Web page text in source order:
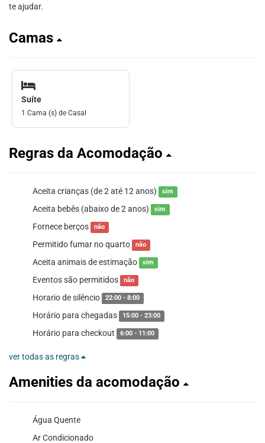
te ajudar.
Camas
Suíte
1 Cama (s) de Casal
Regras da Acomodação
Aceita crianças (de 2 até 12 anos) sim
Aceita bebês (abaixo de 2 anos) sim
Fornece berços não
Permitido fumar no quarto não
Aceita animais de estimação sim
Eventos são permitidos não
Horario de silêncio 22:00 - 8:00
Horário para chegadas 15:00 - 23:00
Horário para checkout 6:00 - 11:00
ver todas as regras
Amenities da acomodação
Água Quente
Ar Condicionado